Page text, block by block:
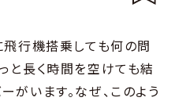
行機搭乗しても何の問
と長く時間を空けても結
がいます。なぜ、このよう